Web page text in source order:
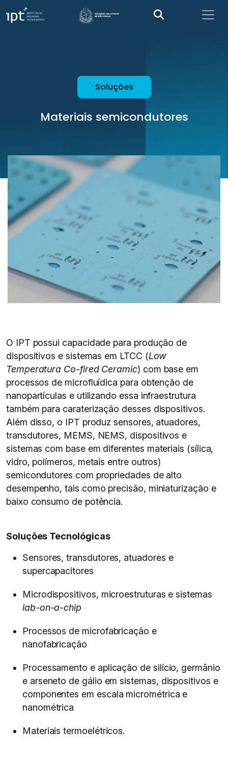
Soluções
Materiais semicondutores
O IPT possui capacidade para produção de
dispositivos e sistemas em LTCC (Low
Temperatura Co-fired Ceramic) com base em
processos de microfluídica para obtenção de
nanopartículas e utilizando essa infraestrutura
também para caraterização desses dispositivos.
Além disso, o IPT produz sensores, atuadores,
transdutores, MEMS, NEMS, dispositivos e
sistemas com base em diferentes materiais (sílica,
vidro, polímeros, metais entre outros)
semicondutores com propriedades de alto
desempenho, tais como precisão, miniaturização e
baixo consumo de potência.
Soluções Tecnológicas
Sensores, transdutores, atuadores e
supercapacitores
Microdispositivos, microestruturas e sistemas
lab-on-a-chip
Processos de microfabricação e
nanofabricação
Processamento e aplicação de silício, germânio
e arseneto de gálio em sistemas, dispositivos e
componentes em escala micrométrica e
nanométrica
Materiais termoelétricos.